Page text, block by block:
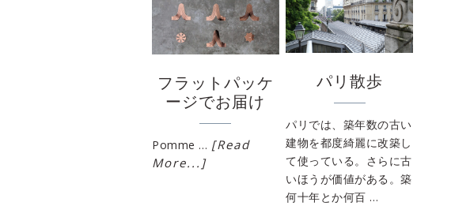
フラットパッケ
ージでお届け
Pomme … [Read
More...]
パリ散歩
パリでは、築年数の古い
建物を都度綺麗に改築し
て使っている。さらに古
いほうが価値がある。築
何十年とか何百 …